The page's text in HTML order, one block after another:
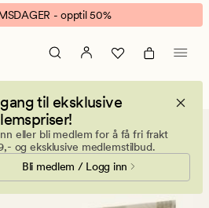
- opptil 50%
til eksklusive
eller bli medlem for å få fri frakt
og eksklusive medlemstilbud.
Bli medlem / Logg inn
sengesett